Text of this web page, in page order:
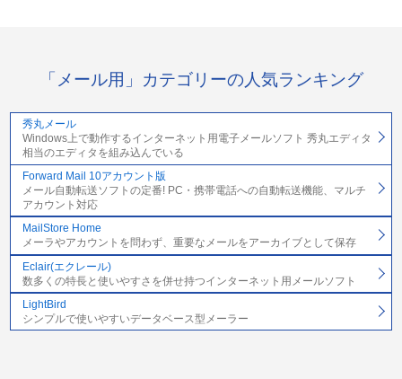
「メール用」カテゴリーの人気ランキング
秀丸メール
Windows上で動作するインターネット用電子メールソフト 秀丸エディタ
相当のエディタを組み込んでいる
Forward Mail 10アカウント版
メール自動転送ソフトの定番! PC・携帯電話への自動転送機能、マルチ
アカウント対応
MailStore Home
メーラやアカウントを問わず、重要なメールをアーカイブとして保存
Eclair(エクレール)
数多くの特長と使いやすさを併せ持つインターネット用メールソフト
LightBird
シンプルで使いやすいデータベース型メーラー